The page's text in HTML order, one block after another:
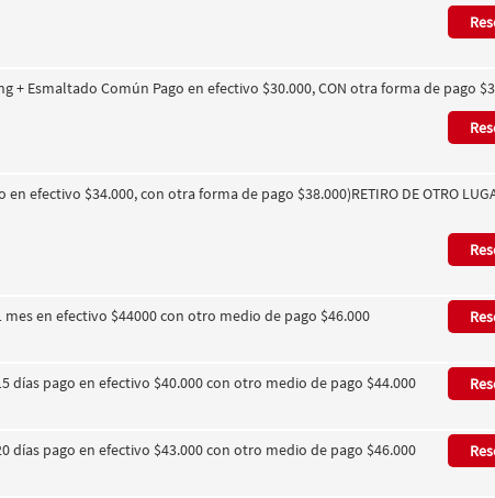
+ Esmaltado Común Pago en efectivo $30.000, CON otra forma de pago
efectivo $34.000, con otra forma de pago $38.000)RETIRO DE OTRO
mes en efectivo $44000 con otro medio de pago $46.000
días pago en efectivo $40.000 con otro medio de pago $44.000
días pago en efectivo $43.000 con otro medio de pago $46.000